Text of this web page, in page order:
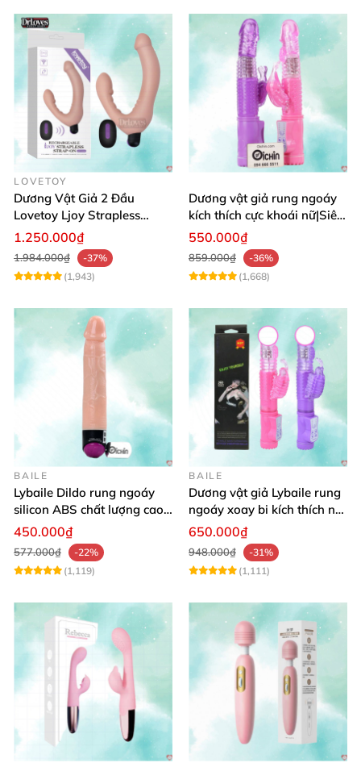
LOVETOY
Dương Vật Giả 2 Đầu
Lovetoy Ljoy Strapless
Rung ĐKTX Siêu Mạnh
1.250.000₫
1.984.000₫
-37%
(1,943)
Dương vật giả rung ngoáy
kích thích cực khoái nữ|Siêu
phẩm
550.000₫
859.000₫
-36%
(1,668)
BAILE
Lybaile Dildo rung ngoáy
silicon ABS chất lượng cao
kích thước chuẩn
450.000₫
577.000₫
-22%
(1,119)
BAILE
Dương vật giả Lybaile rung
ngoáy xoay bi kích thích nữ
thủ dâm
650.000₫
948.000₫
-31%
(1,111)